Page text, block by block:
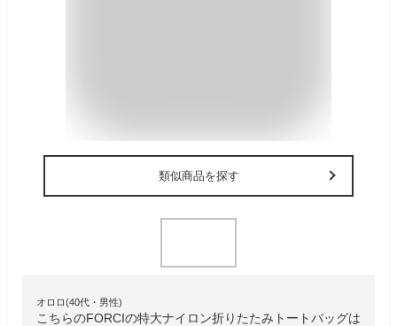
類似商品を探す
オロロ(40代・男性)
こちらのFORCIの特大ナイロン折りたたみトートバッグは